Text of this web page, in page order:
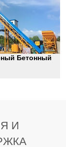
Бетонный
И